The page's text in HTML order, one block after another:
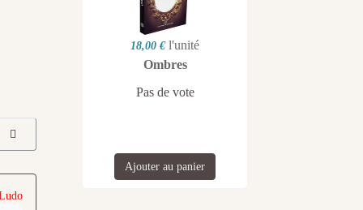
18,00 € l'unité
Ombres
Pas de vote
Ajouter au panier